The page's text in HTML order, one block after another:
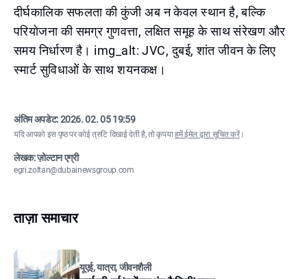
दीर्घकालिक सफलता की कुंजी अब न केवल स्थान है, बल्कि
परियोजना की समग्र गुणवत्ता, लक्षित समूह के साथ संरेखण और
समय निर्धारण है। img_alt: JVC, दुबई, शांत जीवन के लिए
स्मार्ट सुविधाओं के साथ शयनकक्ष।
अंतिम अपडेट:2026. 02. 05 19:59
यदि आपको इस पृष्ठ पर कोई त्रुटि दिखाई देती है, तो कृपयाहमें ईमेल द्वारा सूचित करें।
लेखक: ज़ोल्टान एग्री
egri.zoltan@dubainewsgroup.com
ताज़ा समाचार
यूएई, यात्रा, जीवनशैली